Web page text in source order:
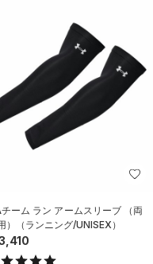
ーム ラン アームスリーブ （両
）（ランニング/UNISEX）